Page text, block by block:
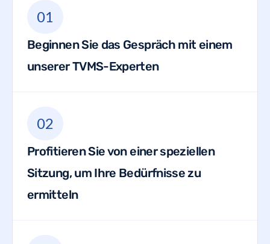
01
Beginnen Sie das Gespräch mit einem
unserer TVMS-Experten
02
Profitieren Sie von einer speziellen
Sitzung, um Ihre Bedürfnisse zu
ermitteln